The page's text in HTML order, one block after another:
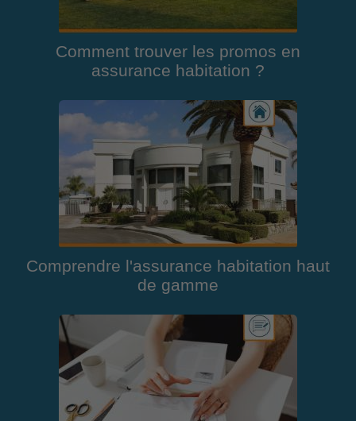
Comment trouver les promos en
assurance habitation ?
Comprendre l'assurance habitation haut
de gamme